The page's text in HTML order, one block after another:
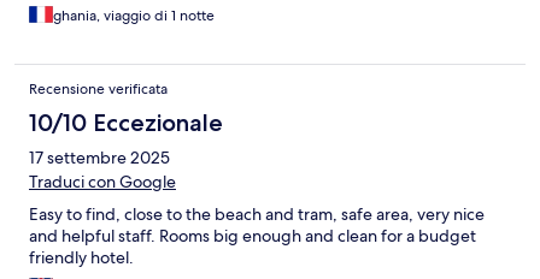
ghania, viaggio di 1 notte
Recensione verificata
10/10 Eccezionale
17 settembre 2025
Traduci con Google
Easy to find, close to the beach and tram, safe area, very nice
and helpful staff. Rooms big enough and clean for a budget
friendly hotel.